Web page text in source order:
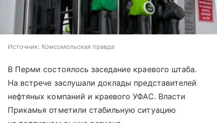
Источник: Комсомольская правда
В Перми состоялось заседание краевого штаба.
На встрече заслушали доклады представителей
нефтяных компаний и краевого УФАС. Власти
Прикамья отметили стабильную ситуацию